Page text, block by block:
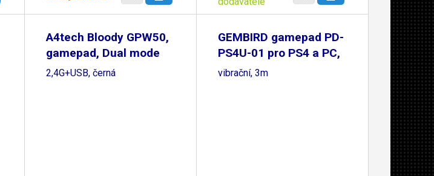
A4tech Bloody GPW50,
gamepad, Dual mode
2,4G+USB, černá
GEMBIRD gamepad PD-
PS4U-01 pro PS4 a PC,
vibrační, 3m